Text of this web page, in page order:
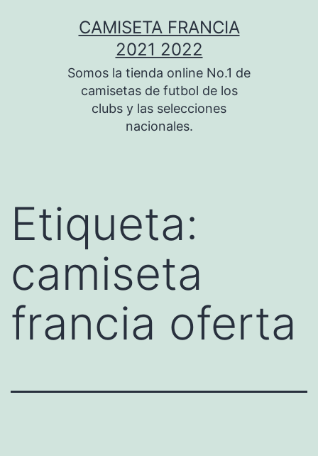
CAMISETA FRANCIA
2021 2022
Somos la tienda online No.1 de
camisetas de futbol de los
clubs y las selecciones
nacionales.
Etiqueta:
camiseta
francia oferta